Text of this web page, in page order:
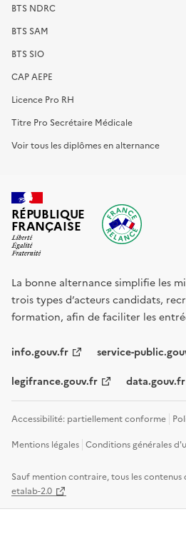
BTS NDRC
BTS SAM
BTS SIO
CAP AEPE
Licence Pro RH
Titre Pro Secrétaire Médicale
Voir tous les diplômes en alternance
RÉPUBLIQUE
FRANÇAISE
La bonne alternance simplifie les
trois types d’acteurs candidats,
formation, afin de faciliter les
info.gouv.fr service-
legifrance.gouv.fr data.gouv.fr
Accessibilité: partiellement conforme
Mentions légales Conditions générales
Sauf mention contraire, tous les contenus
etalab-2.0